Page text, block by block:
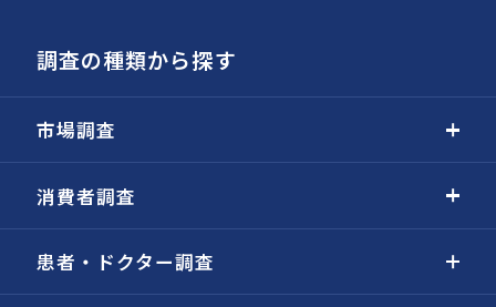
調査の種類から探す
市場調査
消費者調査
患者・ドクター調査